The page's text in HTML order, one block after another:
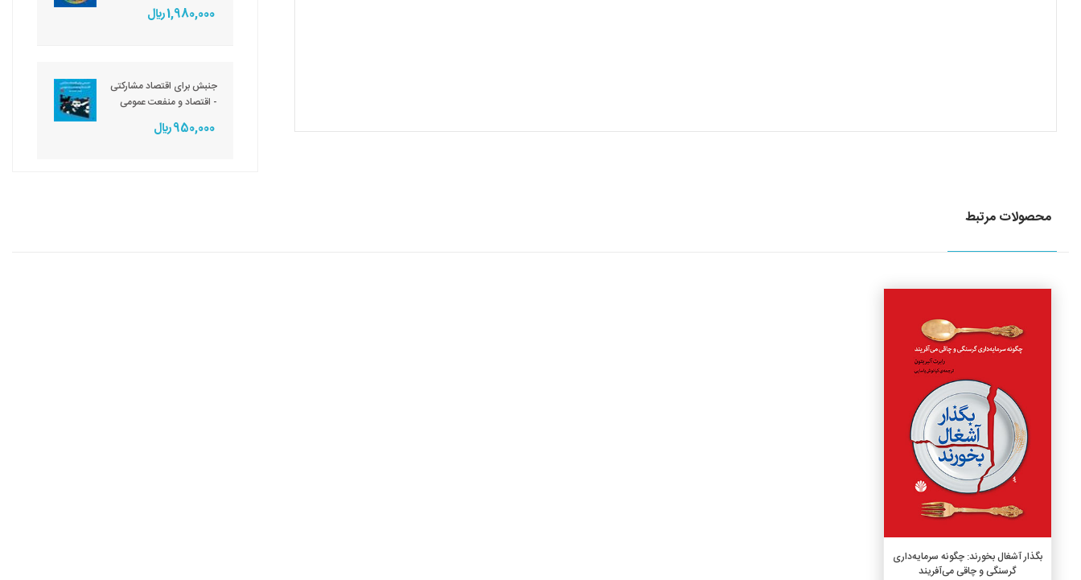
1,980,000 ريال
جنبش برای اقتصاد مشارکتی
- اقتصاد و منفعت عمومی
950,000 ريال
محصولات مرتبط
افزودن به سبد خرید
بگذار آشغال بخورند: چگونه سرمایه‌داری
گرسنگی و چاقی می‌آفریند